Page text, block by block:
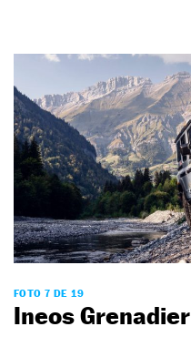
FOTO 7 DE 19
Ineos Grenadier